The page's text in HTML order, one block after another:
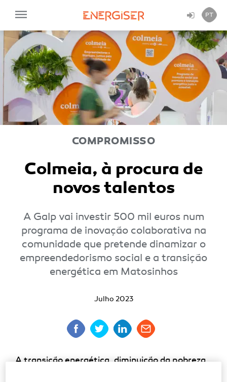
PT
COMPROMISSO
Colmeia, à procura de
novos talentos
A Galp vai investir 500 mil euros num
programa de inovação colaborativa na
comunidade que pretende dinamizar o
empreendedorismo social e a transição
energética em Matosinhos
Julho 2023
A transição energética, diminuição da pobreza